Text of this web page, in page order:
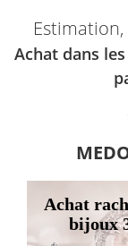
Achat dans
Achat
bijoux